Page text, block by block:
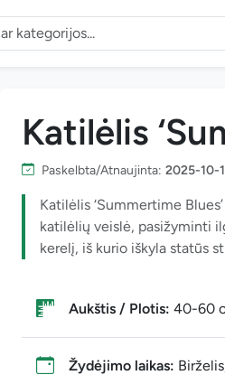
Katilėlis
Paskelbta/Atnaujinta: 2025-10-
Katilėlis ‘Summertime
katilėlių veislė, pasižyminti
kerelį, iš kurio iškyla statūs
Aukštis / Plotis: 40-60
Žydėjimo laikas: